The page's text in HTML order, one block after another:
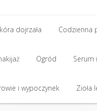
dojrzała
dojrzała
Codzienna
Ogród
Ogród
Serum
i wypoczynek Zioła